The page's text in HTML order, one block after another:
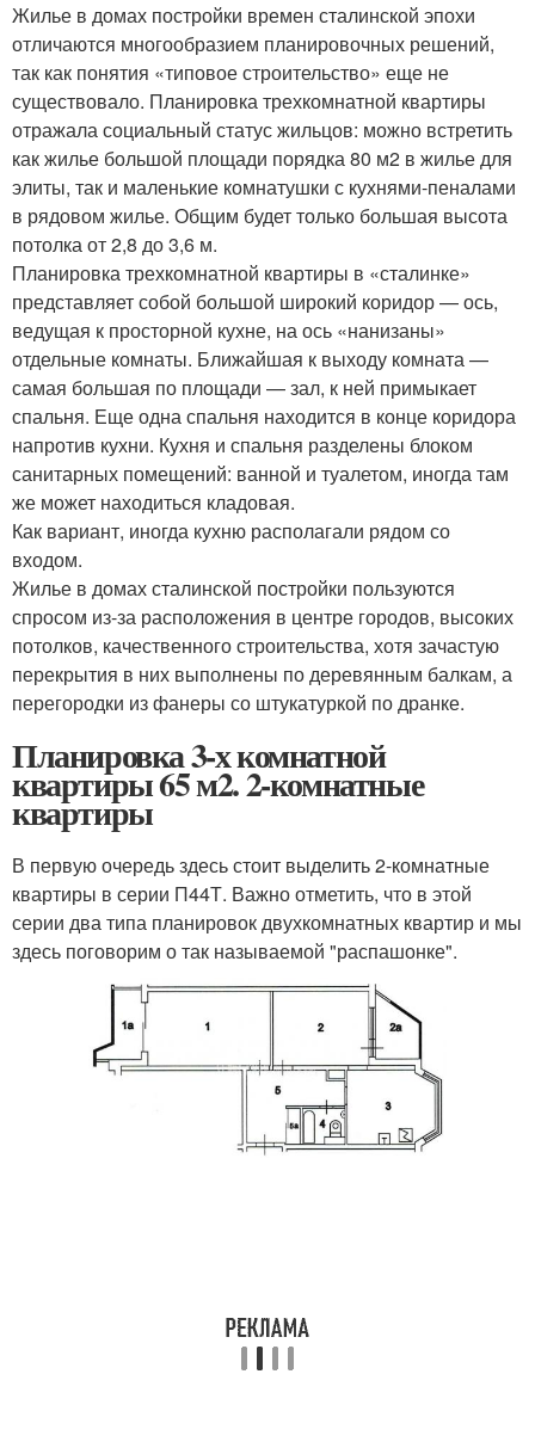
Жилье в домах постройки времен сталинской эпохи
отличаются многообразием планировочных решений,
так как понятия «типовое строительство» еще не
существовало. Планировка трехкомнатной квартиры
отражала социальный статус жильцов: можно встретить
как жилье большой площади порядка 80 м2 в жилье для
элиты, так и маленькие комнатушки с кухнями-пеналами
в рядовом жилье. Общим будет только большая высота
потолка от 2,8 до 3,6 м.
Планировка трехкомнатной квартиры в «сталинке»
представляет собой большой широкий коридор — ось,
ведущая к просторной кухне, на ось «нанизаны»
отдельные комнаты. Ближайшая к выходу комната —
самая большая по площади — зал, к ней примыкает
спальня. Еще одна спальня находится в конце коридора
напротив кухни. Кухня и спальня разделены блоком
санитарных помещений: ванной и туалетом, иногда там
же может находиться кладовая.
Как вариант, иногда кухню располагали рядом со
входом.
Жилье в домах сталинской постройки пользуются
спросом из-за расположения в центре городов, высоких
потолков, качественного строительства, хотя зачастую
перекрытия в них выполнены по деревянным балкам, а
перегородки из фанеры со штукатуркой по дранке.
Планировка 3-х комнатной
квартиры 65 м2. 2-комнатные
квартиры
В первую очередь здесь стоит выделить 2-комнатные
квартиры в серии П44Т. Важно отметить, что в этой
серии два типа планировок двухкомнатных квартир и мы
здесь поговорим о так называемой "распашонке".